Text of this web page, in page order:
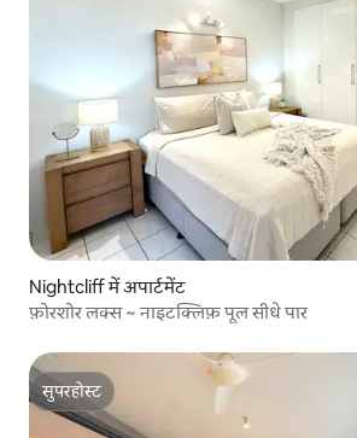
Nightcliff में अपार्टमेंट
फ़ोरशोर लक्स ~ नाइटक्लिफ़ पूल सीधे पार
सुपरहोस्ट
सुपरहोस्ट